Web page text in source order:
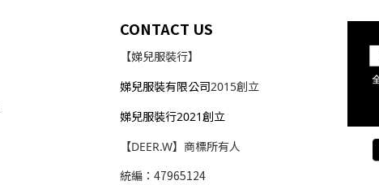
CONTACT US
【娣兒服裝行】
娣兒服裝有限公司2015創立
娣兒服裝行2021創立
【DEER.W】商標所有人
統編：47965124